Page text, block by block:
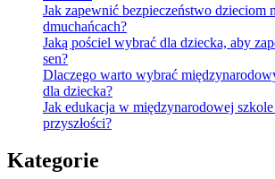
Jak zapewnić bezpieczeństwo dzieciom
dmuchańcach?
Jaką pościel wybrać dla dziecka, aby
sen?
Dlaczego warto wybrać
dla dziecka?
Jak edukacja w międzynarodowej
przyszłości?
Kategorie